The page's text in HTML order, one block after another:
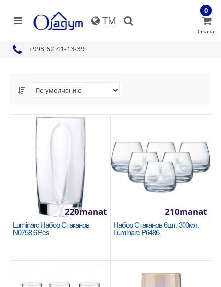
TM
+993 62 41-13-39
0
0manat
Luminarc Набор стаканов N0758 6 pcs
Количество: 6 Объем, мл: 300..
Luminarc Набор Стаканов
N0758 6 Pcs
220manat
Набор Стаканов 6шт, 300мл.
Luminarc P6486
210manat